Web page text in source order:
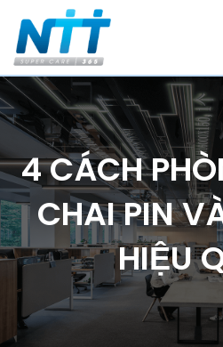
4 CÁCH
CHAI PIN
HIỆU